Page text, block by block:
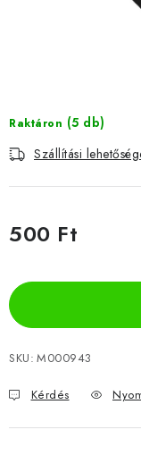
Elérhetőségek
Raktáron (5 db)
Szállítási
500 Ft
SKU: M000943
Kérdés